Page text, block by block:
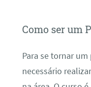
Como ser um
Para se tornar
necessário